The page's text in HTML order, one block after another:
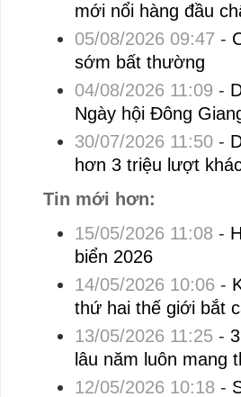
mới nổi hàng đầu
05/08/2026 09:47 -
sớm bất thường
04/08/2026 11:09 -
Ngày hội Đông
30/07/2026 11:50-
hơn 3 triệu lượt
Tin mới hơn:
15/05/2026 11:08 -
biển 2026
14/05/2026 10:06 -
thứ hai thế giới bắt
13/05/2026 11:25-
lâu năm luôn mang
12/05/2026 10:18 -